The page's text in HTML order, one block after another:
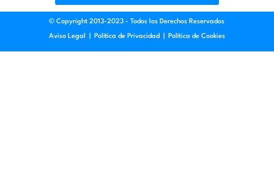
© Copyright 2013-2023 - Todos los Derechos Reservados
Aviso Legal Política de Privacidad Política de Cookies